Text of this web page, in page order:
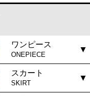
ワンピース
ONEPIECE
スカート
SKIRT